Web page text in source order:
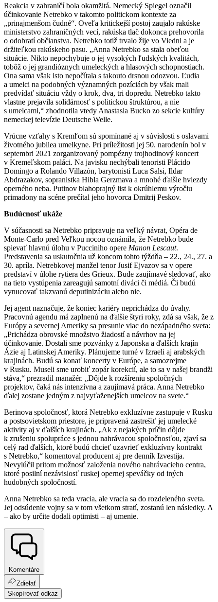
Reakcia v zahraničí bola okamžitá. Nemecký Spiegel označil
účinkovanie Netrebko v takomto politickom kontexte za
„prinajmenšom čudné“. Oveľa kritickejší postoj zaujalo rakúske
ministerstvo zahraničných vecí, rakúska tlač dokonca prehovorila
o odobratí občianstva. Netrebko totiž trvalo žije vo Viedni a je
držiteľkou rakúskeho pasu. „Anna Netrebko sa stala obeťou
situácie. Nikto nepochybuje o jej vysokých ľudských kvalitách,
tobôž o jej grandióznych umeleckých a hlasových schopnostiach.
Ona sama však isto nepočítala s takouto drsnou odozvou. Ľudia
a umelci na podobných významných pozíciách by však mali
predvídať situáciu vždy o krok, dva, tri dopredu. Netrebko takto
vlastne prejavila solidárnosť s politickou štruktúrou, a nie
s umelcami,“ zhodnotila vtedy Anastasia Bucko zo sekcie kultúry
nemeckej televízie Deutsche Welle.
Vrúcne vzťahy s Kremľom sú spomínané aj v súvislosti s oslavami
životného jubilea umelkyne. Pri príležitosti jej 50. narodenín bol v
septembri 2021 zorganizovaný pompézny trojhodinový koncert
v Kremeľskom paláci. Na javisku nechýbali tenoristi Plácido
Domingo a Rolando Villazón, barytonisti Luca Salsi, Ildar
Abdrazakov, sopranistka Hibla Gerzmava a mnohé ďalšie hviezdy
operného neba. Putinov blahoprajný list k okrúhlemu výročiu
primadony na scéne prečítal jeho hovorca Dmitrij Peskov.
Budúcnosť ukáže
V súčasnosti sa Netrebko pripravuje na veľký návrat, Opéra de
Monte-Carlo pred Veľkou nocou oznámila, že Netrebko bude
spievať hlavnú úlohu v Pucciniho opere Manon Lescaut.
Predstavenia sa uskutočnia už koncom tohto týždňa – 22., 24., 27. a
30. apríla. Netrebkovej manžel tenor Jusif Ejvazov sa v opere
predstaví v úlohe rytiera des Grieux. Bude zaujímavé sledovať, ako
na tieto vystúpenia zareagujú samotní diváci či médiá. Či budú
vynucovať takzvanú deputinizáciu alebo nie.
Jej agent naznačuje, že koniec kariéry neprichádza do úvahy.
Pracovnú agendu má zaplnenú na ďalšie štyri roky, zdá sa však, že z
Európy a severnej Ameriky sa presunie viac do nezápadného sveta:
„Prichádza obrovské množstvo žiadostí a návrhov na jej
účinkovanie. Dostali sme pozvánky z Japonska a ďalších krajín
Ázie aj Latinskej Ameriky. Plánujeme turné v Izraeli aj arabských
krajinách. Budú sa konať koncerty v Európe, a samozrejme
v Rusku. Museli sme urobiť zopár korekcií, ale to sa v našej brandži
stáva,“ prezradil manažér. „Dôjde k rozšíreniu spoločných
projektov, čaká nás intenzívna a zaujímavá práca. Anna Netrebko
ďalej zostane jedným z najvyťaženejších umelcov na svete.“
Berinova spoločnosť, ktorá Netrebko exkluzívne zastupuje v Rusku
a postsovietskom priestore, je pripravená zastrešiť jej umelecké
aktivity aj v ďalších krajinách. „Ak z nejakých príčin dôjde
k zrušeniu spolupráce s jednou nahrávacou spoločnosťou, zjaví sa
celý rad ďalších, ktoré budú chcieť uzavrieť exkluzívny kontrakt
s Netrebko,“ komentoval producent aj pre denník Izvestija.
Nevylúčil pritom možnosť založenia nového nahrávacieho centra,
ktoré posilní nezávislosť ruskej opernej speváčky od iných
hudobných spoločností.
Anna Netrebko sa teda vracia, ale vracia sa do rozdeleného sveta.
Jej odsúdenie vojny sa v tom všetkom stratí, zostanú len následky. A
– ako by určite dodali optimisti – aj umenie.
Komentáre
Zdielať
Skopírovať odkaz